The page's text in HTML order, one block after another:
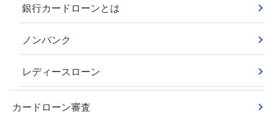
銀行カードローンとは
ノンバンク
レディースローン
カードローン審査